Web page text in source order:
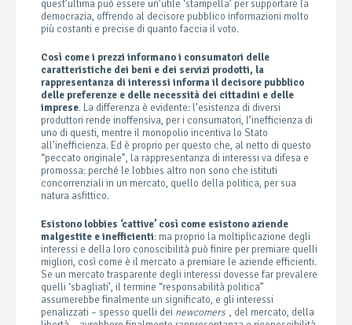
quest’ultima può essere un’utile ‘stampella’ per supportare la
democrazia, offrendo al decisore pubblico informazioni molto
più costanti e precise di quanto faccia il voto.
Così come i prezzi informano i consumatori delle
caratteristiche dei beni e dei servizi prodotti, la
rappresentanza di interessi informa il decisore pubblico
delle preferenze e delle necessità dei cittadini e delle
imprese. La differenza è evidente: l’esistenza di diversi
produttori rende inoffensiva, per i consumatori, l’inefficienza di
uno di questi, mentre il monopolio incentiva lo Stato
all’inefficienza. Ed è proprio per questo che, al netto di questo
“peccato originale”, la rappresentanza di interessi va difesa e
promossa: perché le lobbies altro non sono che istituti
concorrenziali in un mercato, quello della politica, per sua
natura asfittico.
Esistono lobbies ‘cattive’ così come esistono aziende
malgestite e inefficienti: ma proprio la moltiplicazione degli
interessi e della loro conoscibilità può finire per premiare quelli
migliori, così come è il mercato a premiare le aziende efficienti.
Se un mercato trasparente degli interessi dovesse far prevalere
quelli ‘sbagliati’, il termine “responsabilità politica”
assumerebbe finalmente un significato, e gli interessi
penalizzati – spesso quelli dei newcomers , del mercato, della